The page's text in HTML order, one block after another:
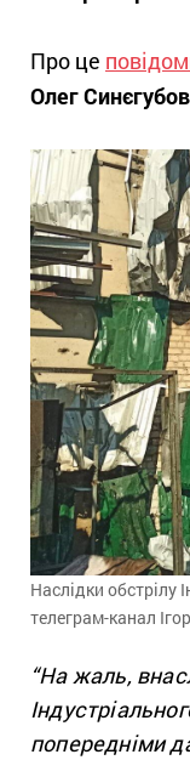
Про це
Олег Синєгубов
Наслідки обстрілу
телеграм-канал
“На жаль,
попередніми